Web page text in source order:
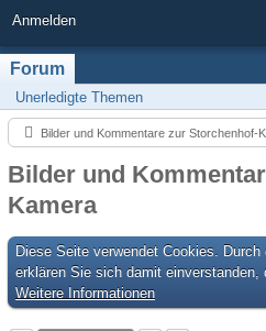
Anmelden
Forum
Unerledigte Themen
Bilder und Kommentare zur Storchenhof-
Bilder und
Kamera
Diese Seite verwendet Cookies.
erklären Sie sich damit
Weitere Informationen